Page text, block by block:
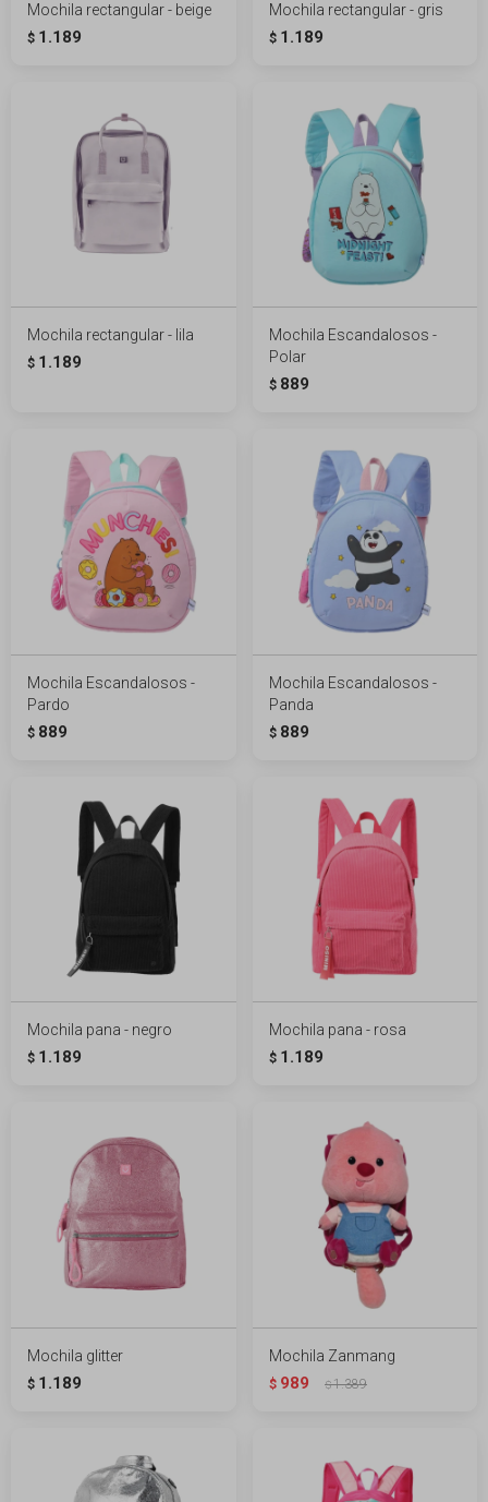
Mochila rectangular - beige
$ 1.189
Mochila rectangular - gris
$ 1.189
Mochila rectangular - lila
$ 1.189
Mochila Escandalosos -
Polar
$ 889
Mochila Escandalosos -
Pardo
$ 889
Mochila Escandalosos -
Panda
$ 889
Mochila pana - negro
$ 1.189
Mochila pana - rosa
$ 1.189
Mochila glitter
$ 1.189
Mochila Zanmang
$ 989 $1.389